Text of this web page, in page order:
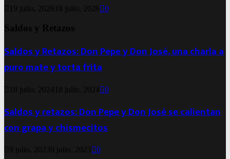
19 julio, 2026 18 julio, 2026 0
Saldos y Retazos
Saldos y Retazos: Don Pepe y Don José, una charla a
puro mate y torta frita
18 julio, 2024 18 julio, 2024 0
Saldos y retazos: Don Pepe y Don José se calientan
con grapa y chismecitos
9 julio, 20239 julio, 2023 0